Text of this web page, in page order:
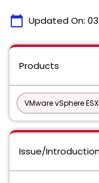
calendar_today Updated On:
Products
VMware vSphere ESXi
Issue/